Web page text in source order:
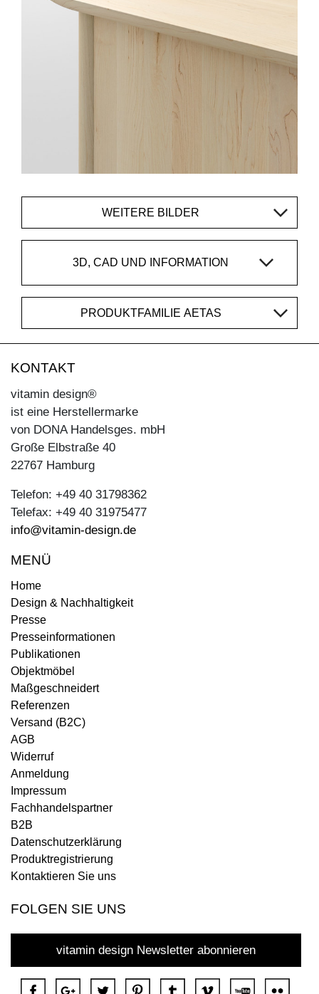
WEITERE BILDER
3D, CAD UND INFORMATION
PRODUKTFAMILIE AETAS
KONTAKT
vitamin design®
ist eine Herstellermarke
von DONA Handelsges. mbH
Große Elbstraße 40
22767 Hamburg
Telefon: +49 40 31798362
Telefax: +49 40 31975477
info@vitamin-design.de
MENÜ
Home
Design & Nachhaltigkeit
Presse
Presseinformationen
Publikationen
Objektmöbel
Maßgeschneidert
Referenzen
Versand (B2C)
AGB
Widerruf
Anmeldung
Impressum
Fachhandelspartner
B2B
Datenschutzerklärung
Produktregistrierung
Kontaktieren Sie uns
FOLGEN SIE UNS
vitamin design Newsletter abonnieren